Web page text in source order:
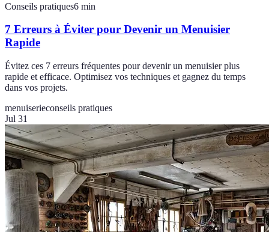
Conseils pratiques6 min
7 Erreurs à Éviter pour Devenir un Menuisier
Rapide
Évitez ces 7 erreurs fréquentes pour devenir un menuisier plus
rapide et efficace. Optimisez vos techniques et gagnez du temps
dans vos projets.
menuiserieconseils pratiques
Jul 31